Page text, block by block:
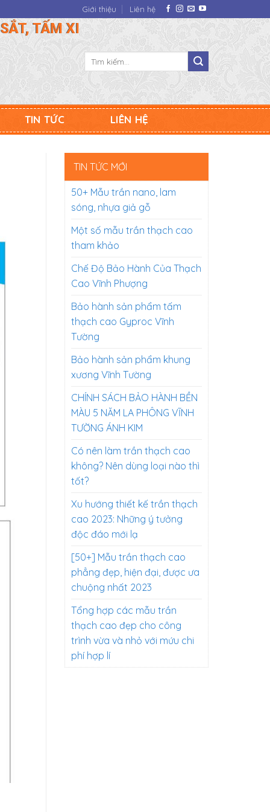
Giới thiệu Liên hệ
TẤM XI
Tìm
kiếm:
TIN TỨC LIÊN HỆ
TIN TỨC MỚI
50+ Mẫu trần nano, lam
sóng, nhựa giả gỗ
Một số mẫu trần thạch cao
tham khảo
Chế Độ Bảo Hành Của Thạch
Cao Vĩnh Phượng
Bảo hành sản phẩm tấm
thạch cao Gyproc Vĩnh
Tường
Bảo hành sản phẩm khung
xương Vĩnh Tường
CHÍNH SÁCH BẢO HÀNH BỀN
MÀU 5 NĂM LA PHÔNG VĨNH
TƯỜNG ÁNH KIM
Có nên làm trần thạch cao
không? Nên dùng loại nào thì
tốt?
Xu hướng thiết kế trần thạch
cao 2023: Những ý tưởng
độc đáo mới lạ
[50+] Mẫu trần thạch cao
phẳng đẹp, hiện đại, được ưa
chuộng nhất 2023
Tổng hợp các mẫu trần
thạch cao đẹp cho công
trình vừa và nhỏ với mứu chi
phí hợp lí